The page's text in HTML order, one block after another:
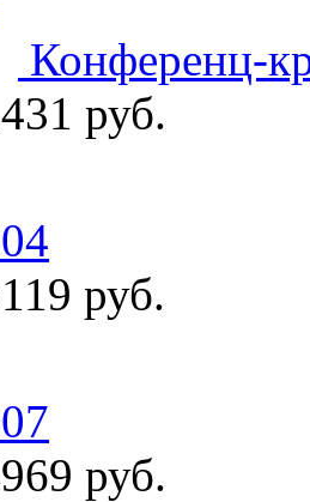
Конференц-
руб.
руб.
руб.